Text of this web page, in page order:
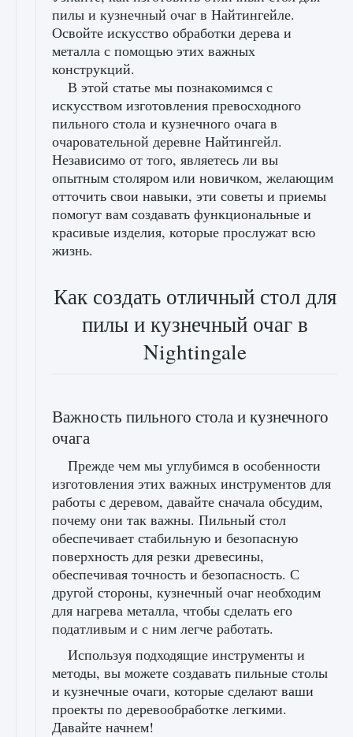
пилы и кузнечный очаг в Найтингейле.
Освойте искусство обработки дерева и
металла с помощью этих важных
конструкций.
В этой статье мы познакомимся с
искусством изготовления превосходного
пильного стола и кузнечного очага в
очаровательной деревне Найтингейл.
Независимо от того, являетесь ли вы
опытным столяром или новичком, желающим
отточить свои навыки, эти советы и приемы
помогут вам создавать функциональные и
красивые изделия, которые прослужат всю
жизнь.
Как создать отличный стол для
пилы и кузнечный очаг в
Nightingale
Важность пильного стола и кузнечного
очага
Прежде чем мы углубимся в особенности
изготовления этих важных инструментов для
работы с деревом, давайте сначала обсудим,
почему они так важны. Пильный стол
обеспечивает стабильную и безопасную
поверхность для резки древесины,
обеспечивая точность и безопасность. С
другой стороны, кузнечный очаг необходим
для нагрева металла, чтобы сделать его
податливым и с ним легче работать.
Используя подходящие инструменты и
методы, вы можете создавать пильные столы
и кузнечные очаги, которые сделают ваши
проекты по деревообработке легкими.
Давайте начнем!